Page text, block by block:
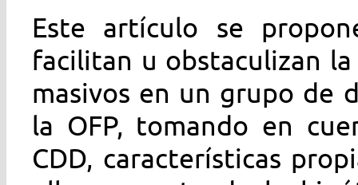
Este artículo se
facilitan u obstaculizan
masivos en un grupo de
la OFP, tomando en
CDD, características